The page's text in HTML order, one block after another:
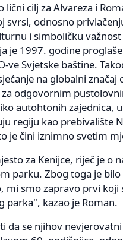
lični cilj za Alvareza i
svrsi, odnosno
i simboličku
je 1997. godine
ve Svjetske baštine.
na globalni značaj
odgovornim
autohtonih zajednica,
regiju kao prebivalište
je čini iznimno svetim
za Kenijce, riječ je o
parku. Zbog toga je bilo
mi smo zapravo prvi koji
parka", kazao je Roman.
da se njihov